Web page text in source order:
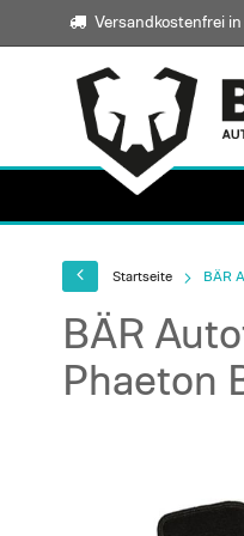
Versandkostenfrei
Startseite BÄR
BÄR
Phaeton